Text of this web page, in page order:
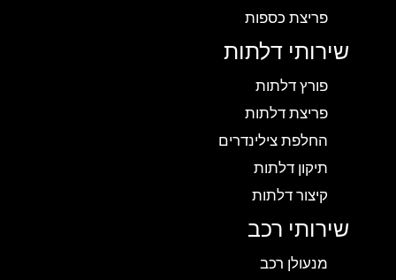
פריצת כספות
שירותי דלתות
פורץ דלתות
פריצת דלתות
החלפת צילינדרים
תיקון דלתות
קיצור דלתות
שירותי רכב
מנעולן רכב